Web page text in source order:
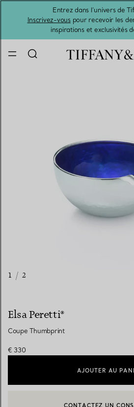
Entrez dans l’univers de
Inscrivez-vouspour recevoir les
inspirations et exclusivités
1 / 2
Elsa Peretti®
Coupe Thumbprint
€ 330
AJOUTER AU
CONTACTEZ UN